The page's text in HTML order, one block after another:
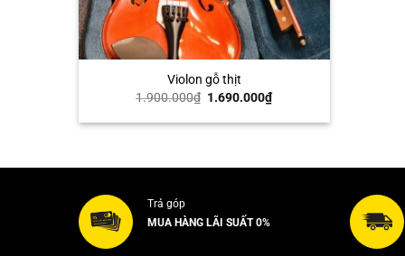
+
Violon gỗ thịt
1.900.000₫ Giá
là:
1.690.000₫Giá
hiện
tại
Trả góp
MUA HÀNG LÃI SUẤT 0%